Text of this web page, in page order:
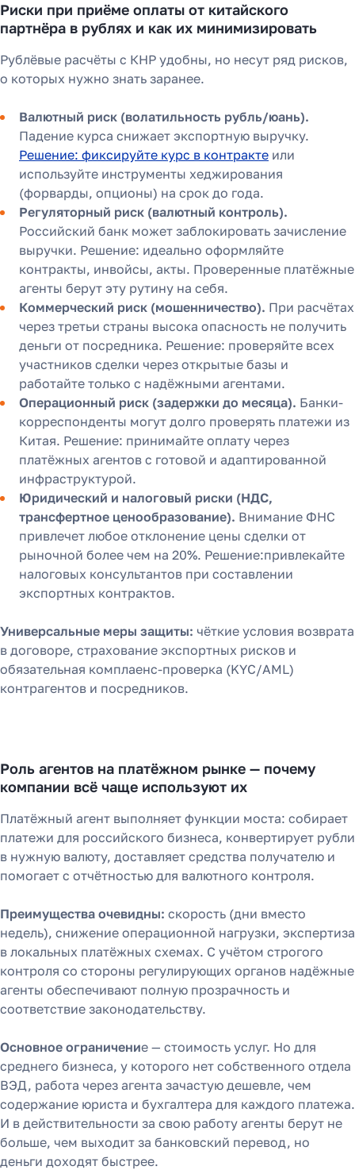
Риски при приёме оплаты от китайского
партнёра в рублях и как их минимизировать
Рублёвые расчёты с КНР удобны, но несут ряд рисков,
о которых нужно знать заранее.
Валютный риск (волатильность рубль/юань).
Падение курса снижает экспортную выручку.
Решение: фиксируйте курс в контракте или
используйте инструменты хеджирования
(форварды, опционы) на срок до года.
Регуляторный риск (валютный контроль).
Российский банк может заблокировать зачисление
выручки. Решение: идеально оформляйте
контракты, инвойсы, акты. Проверенные платёжные
агенты берут эту рутину на себя.
Коммерческий риск (мошенничество). При расчётах
через третьи страны высока опасность не получить
деньги от посредника. Решение: проверяйте всех
участников сделки через открытые базы и
работайте только с надёжными агентами.
Операционный риск (задержки до месяца). Банки-
корреспонденты могут долго проверять платежи из
Китая. Решение: принимайте оплату через
платёжных агентов с готовой и адаптированной
инфраструктурой.
Юридический и налоговый риски (НДС,
трансфертное ценообразование). Внимание ФНС
привлечет любое отклонение цены сделки от
рыночной более чем на 20%. Решение:привлекайте
налоговых консультантов при составлении
экспортных контрактов.
Универсальные меры защиты: чёткие условия возврата
в договоре, страхование экспортных рисков и
обязательная комплаенс-проверка (KYC/AML)
контрагентов и посредников.
Роль агентов на платёжном рынке — почему
компании всё чаще используют их
Платёжный агент выполняет функции моста: собирает
платежи для российского бизнеса, конвертирует рубли
в нужную валюту, доставляет средства получателю и
помогает с отчётностью для валютного контроля.
Преимущества очевидны: скорость (дни вместо
недель), снижение операционной нагрузки, экспертиза
в локальных платёжных схемах. С учётом строгого
контроля со стороны регулирующих органов надёжные
агенты обеспечивают полную прозрачность и
соответствие законодательству.
Основное ограничение — стоимость услуг. Но для
среднего бизнеса, у которого нет собственного отдела
ВЭД, работа через агента зачастую дешевле, чем
содержание юриста и бухгалтера для каждого платежа.
И в действительности за свою работу агенты берут не
больше, чем выходит за банковский перевод, но
деньги доходят быстрее.
Как перевести деньги
за 2 часа вместо 120
Рассказали, почему банки
уступили место платёжным
агентам в 2025 году
Узнать